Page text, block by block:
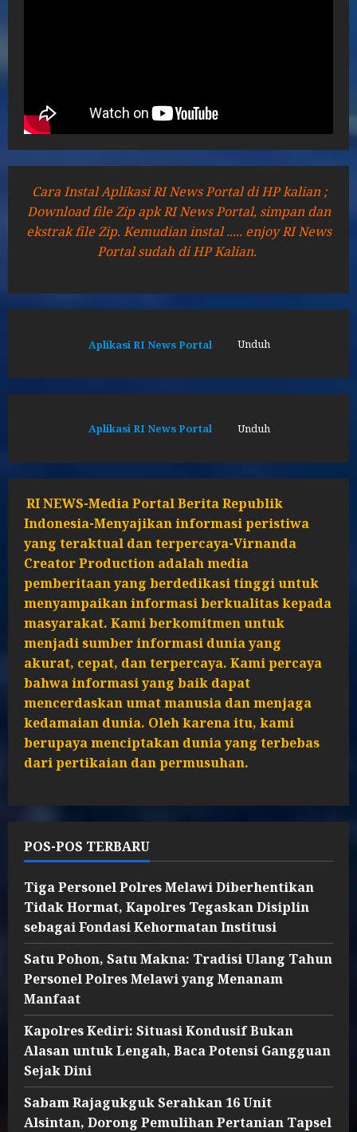
Cara Instal Aplikasi RI News Portal di HP kalian ;
Download file Zip apk RI News Portal, simpan dan
ekstrak file Zip. Kemudian instal ..... enjoy RI News
Portal sudah di HP Kalian.
Aplikasi RI News Portal Unduh
Aplikasi RI News Portal Unduh
RI NEWS-Media Portal Berita Republik
Indonesia-Menyajikan informasi peristiwa
yang teraktual dan terpercaya-Virnanda
Creator Production adalah media
pemberitaan yang berdedikasi tinggi untuk
menyampaikan informasi berkualitas kepada
masyarakat. Kami berkomitmen untuk
menjadi sumber informasi dunia yang
akurat, cepat, dan terpercaya. Kami percaya
bahwa informasi yang baik dapat
mencerdaskan umat manusia dan menjaga
kedamaian dunia. Oleh karena itu, kami
berupaya menciptakan dunia yang terbebas
dari pertikaian dan permusuhan.
POS-POS TERBARU
Tiga Personel Polres Melawi Diberhentikan
Tidak Hormat, Kapolres Tegaskan Disiplin
sebagai Fondasi Kehormatan Institusi
Satu Pohon, Satu Makna: Tradisi Ulang Tahun
Personel Polres Melawi yang Menanam
Manfaat
Kapolres Kediri: Situasi Kondusif Bukan
Alasan untuk Lengah, Baca Potensi Gangguan
Sejak Dini
Sabam Rajagukguk Serahkan 16 Unit
Alsintan, Dorong Pemulihan Pertanian Tapsel